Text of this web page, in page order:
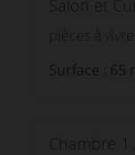
Salon et
pièces à
Surface : 65
Chambre 1